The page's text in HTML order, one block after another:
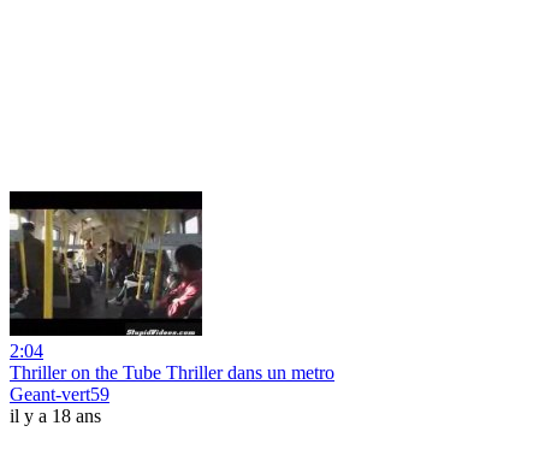
2:04
Thriller on the Tube Thriller dans un metro
Geant-vert59
il y a 18 ans